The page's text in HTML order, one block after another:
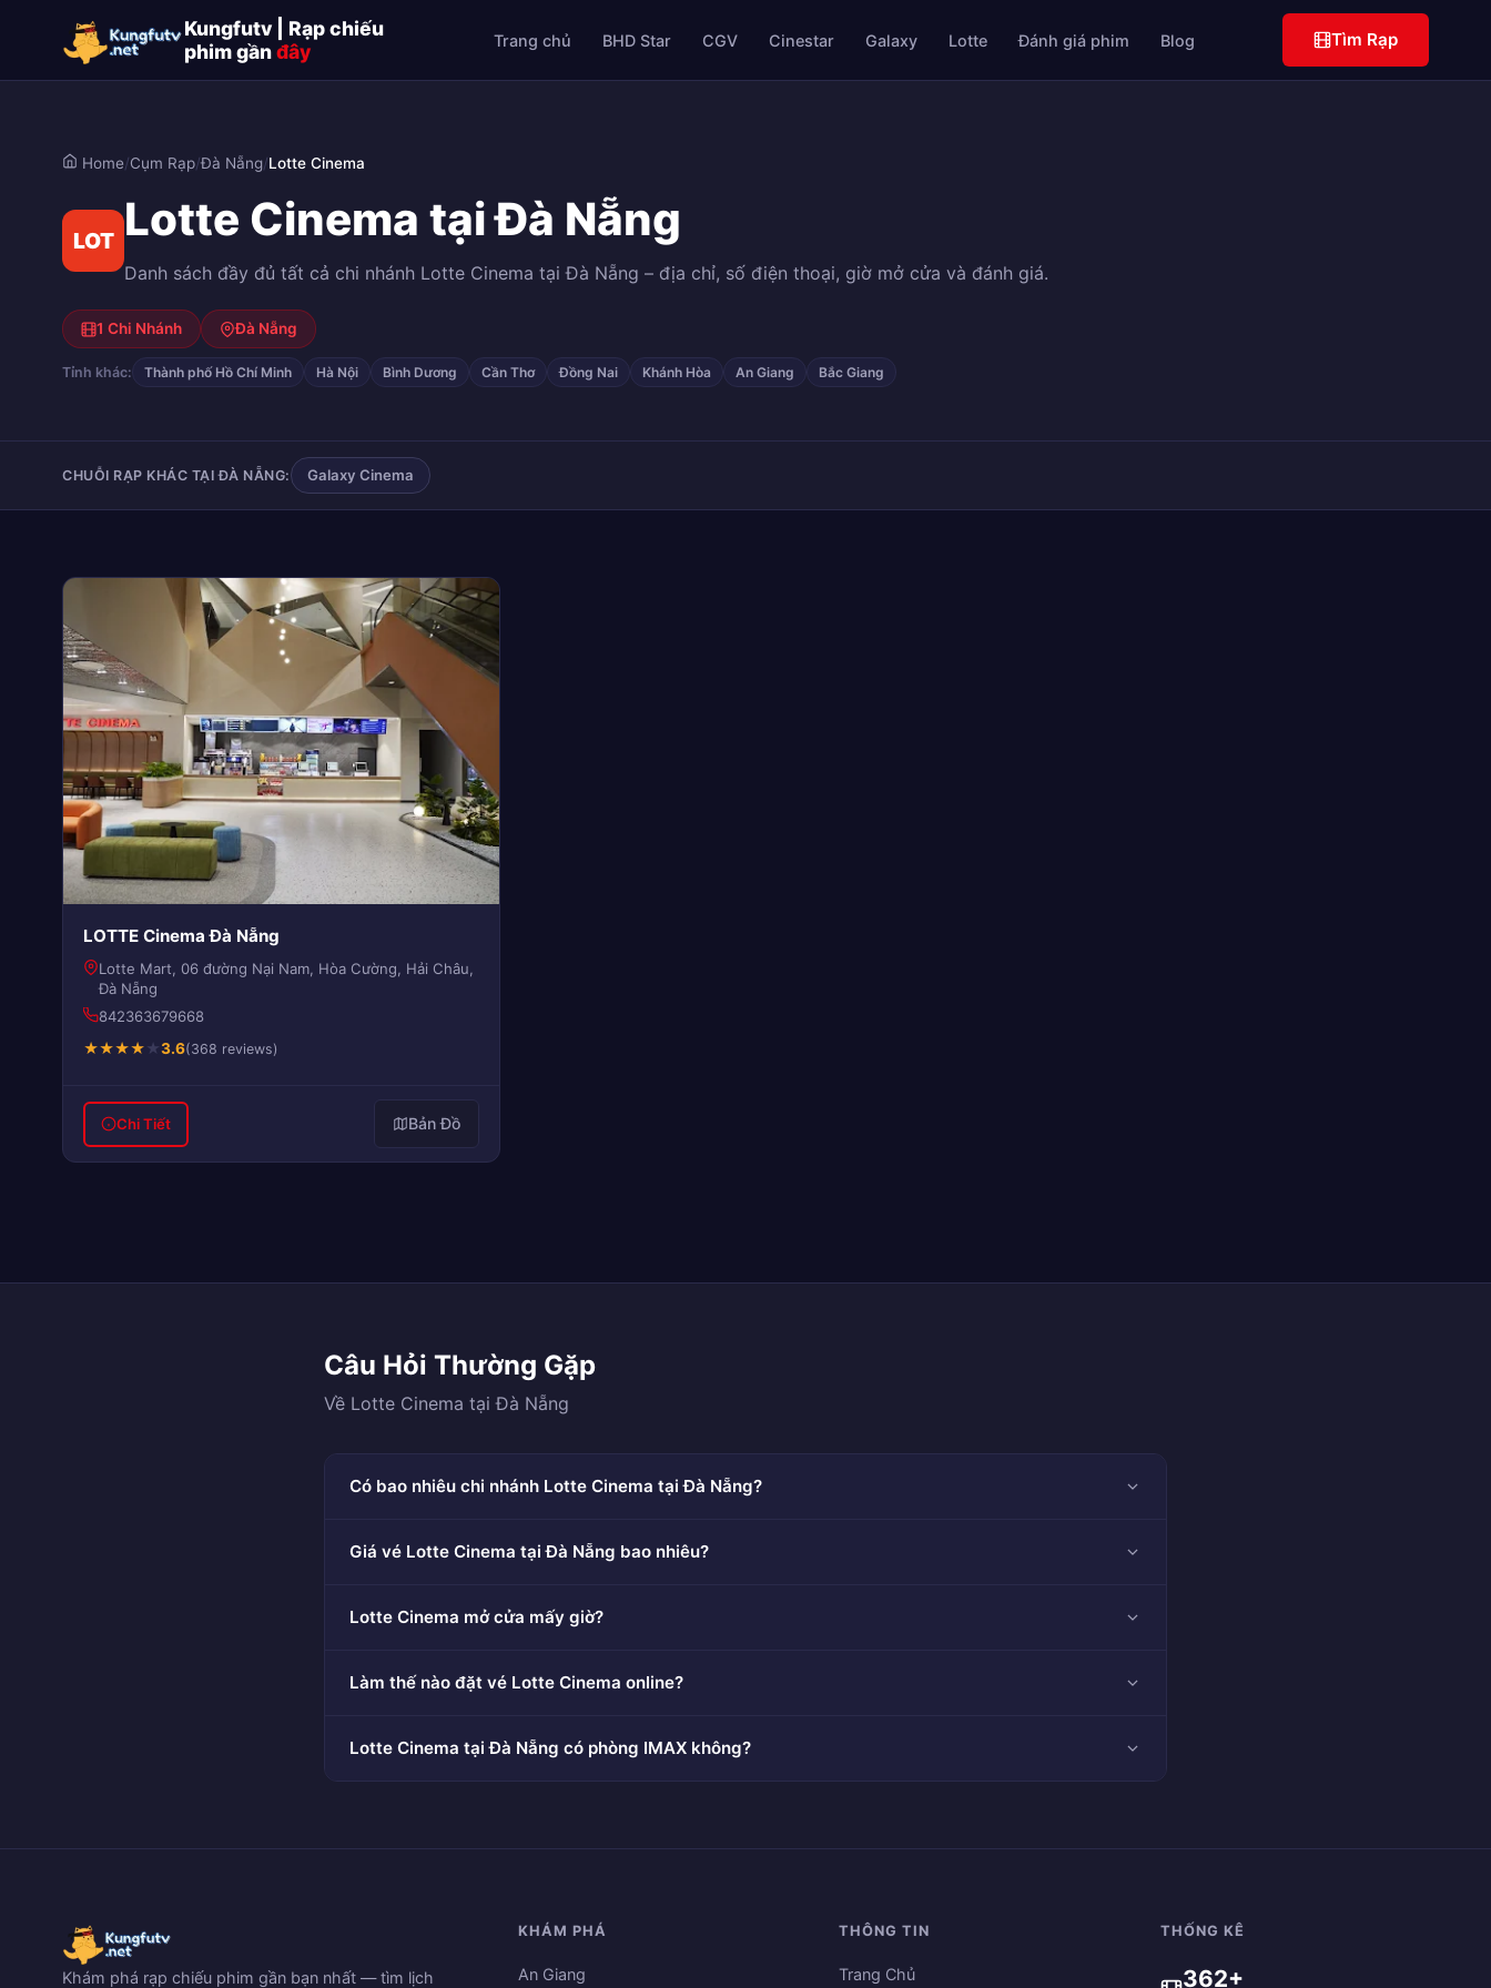
Kungfutv | Rạp chiếu
phim gầnđây Trang chủ BHD Star CGV Cinestar Galaxy Lotte Đánh giá phim Blog Tìm Rạp
Home/Cụm Rạp/Đà Nẵng/Lotte Cinema
LOT Lotte Cinema tại Đà Nẵng
Danh sách đầy đủ tất cả chi nhánh Lotte Cinema tại Đà Nẵng – địa chỉ, số điện thoại, giờ mở cửa và đánh giá.
1 Chi Nhánh Đà Nẵng
Tỉnh khác: Thành phố Hồ Chí Minh Hà Nội Bình Dương Cần Thơ Đồng Nai Khánh Hòa An Giang Bắc Giang
CHUỖI RẠP KHÁC TẠI ĐÀ NẴNG: Galaxy Cinema
LOTTE Cinema Đà Nẵng
Lotte Mart, 06 đường Nại Nam, Hòa Cường, Hải Châu,
Đà Nẵng
842363679668
★★★★★3.6(368 reviews)
Chi Tiết Bản Đồ
Câu Hỏi Thường Gặp
Về Lotte Cinema tại Đà Nẵng
Có bao nhiêu chi nhánh Lotte Cinema tại Đà Nẵng?
Giá vé Lotte Cinema tại Đà Nẵng bao nhiêu?
Lotte Cinema mở cửa mấy giờ?
Làm thế nào đặt vé Lotte Cinema online?
Lotte Cinema tại Đà Nẵng có phòng IMAX không?
Khám phá rạp chiếu phim gần bạn nhất — tìm lịch
KHÁM PHÁ
An Giang
THÔNG TIN
Trang Chủ
THỐNG KÊ
362+